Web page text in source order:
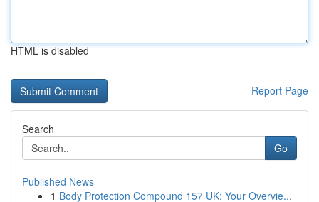
HTML is disabled
Report Page
Search
Go
Published News
1 Body Protection Compound 157 UK: Your Overvie...